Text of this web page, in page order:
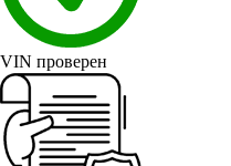
VIN проверен